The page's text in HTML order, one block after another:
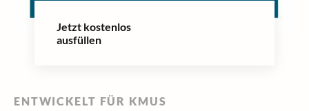
ENTWICKELT FÜR KMUS
Jetzt kostenlos
ausfüllen